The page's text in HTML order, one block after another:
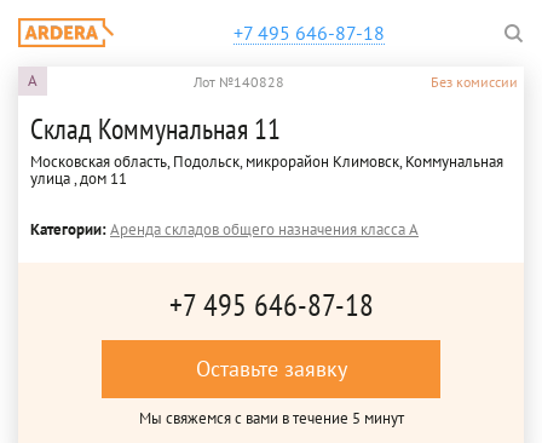
+7 495 646-87-18
A Лот №140828 Без комиссии
Склад Коммунальная 11
Московская область, Подольск, микрорайон Климовск, Коммунальная
улица , дом 11
Категории:Аренда складов общего назначения класса A
+7 495 646-87-18
Оставьте заявку
Мы свяжемся с вами в течение 5 минут